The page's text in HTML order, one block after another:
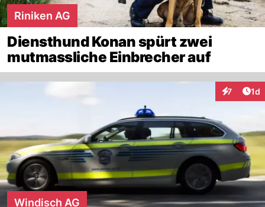
Riniken AG
Diensthund Konan spürt zwei
mutmassliche Einbrecher auf
7 1d
Windisch AG